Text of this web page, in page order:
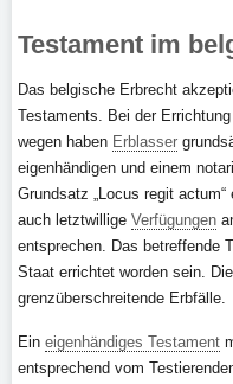
Testament im
Das belgische Erbrecht
Testaments. Bei der
wegen haben Erblasser
eigenhändigen und einem
Grundsatz „Locus regit
auch letztwillige Verfügungen
entsprechen. Das betreffende
Staat errichtet worden sein.
grenzüberschreitende Erbfälle.
Ein eigenhändiges Testament
entsprechend vom